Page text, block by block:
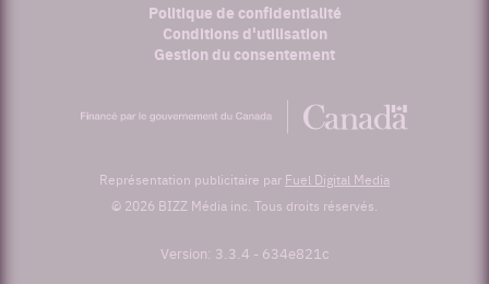
Politique de confidentialité
Conditions d'utilisation
Gestion du consentement
par
Canada
Représentation publicitaire par Fuel Digital Media
© 2026 BIZZ Média inc. Tous droits réservés.
Version: 3.3.4 - 634e821c